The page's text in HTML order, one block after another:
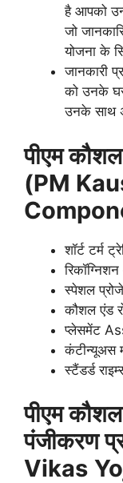
है आपको
जो
योजना के
जानकारी
को उनके
उनके साथ
पीएम
(PM
शॉर्ट टर्म
स्पेशल
कौशल एंड
प्लेसमेंट
कंटीन्यूअस
स्टैंडर्ड
पीएम
पंजीकरण
Vikas